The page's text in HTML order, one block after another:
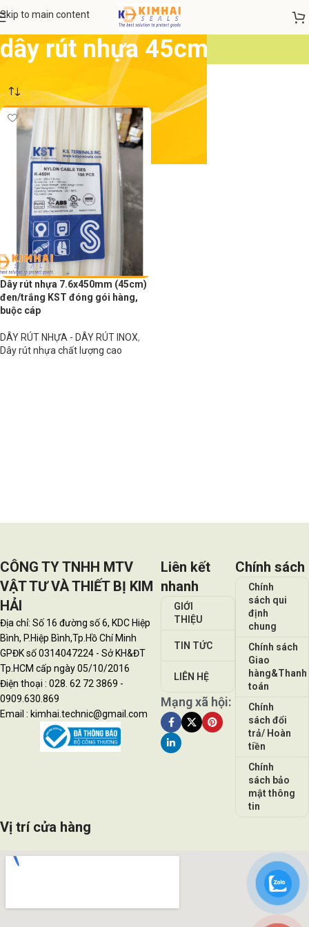
Skip to main content
dây rút nhựa 45cm
Dây rút nhựa 7.6x450mm (45cm)
đen/trắng KST đóng gói hàng,
buộc cáp
DÂY RÚT NHỰA - DÂY RÚT INOX,
Dây rút nhựa chất lượng cao
CÔNG TY TNHH MTV
VẬT TƯ VÀ THIẾT BỊ KIM
HẢI
Địa chỉ: Số 16 đường số 6, KDC Hiệp
Bình, P.Hiệp Bình,Tp.Hồ Chí Minh
GPĐK số 0314047224 - Sở KH&ĐT
Tp.HCM cấp ngày 05/10/2016
Điện thoại : 028. 62 72 3869 -
0909.630.869
Email : kimhai.technic@gmail.com
Liên kết
nhanh
GIỚI
THIỆU
TIN TỨC
LIÊN HỆ
Mạng xã hội:
Chính sách
Chính
sách qui
định
chung
Chính sách
Giao
hàng&Thanh
toán
Chính
sách đổi
trả/ Hoàn
tiền
Chính
sách bảo
mật thông
tin
Vị trí cửa hàng